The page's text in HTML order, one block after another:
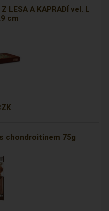
LESA A KAPRADÍ vel. L
cm
chondroitinem 75g